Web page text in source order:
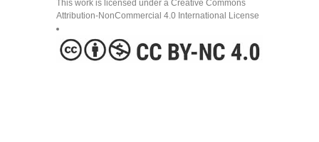
This work is licensed under a Creative Commons
Attribution-NonCommercial 4.0 International License